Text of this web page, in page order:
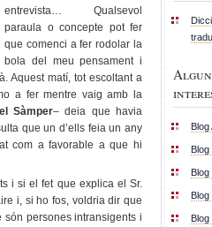
entrevista… Qualsevol
paraula o concepte pot fer
que comenci a fer rodolar la
bola del meu pensament i
Aquest matí, tot escoltant a
a fer mentre vaig amb la
Sàmper– deia que havia
que un d’ells feia un any
com a favorable a que hi
i si el fet que explica el Sr.
i, si ho fos, voldria dir que
persones intransigents i
Blog